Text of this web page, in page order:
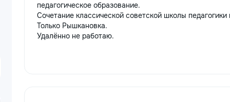
педагогическое образование.
Сочетание классической советской школы
Только Рышкановка.
Удалённо не работаю.